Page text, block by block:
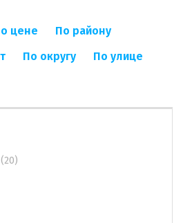
цене
По району
По округу
По улице
(20)